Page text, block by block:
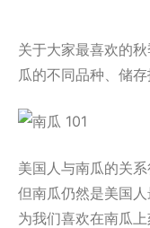
关于大家最喜欢的
瓜的不同品种、储
美国人与南瓜的关
但南瓜仍然是美国
为我们喜欢在南瓜上